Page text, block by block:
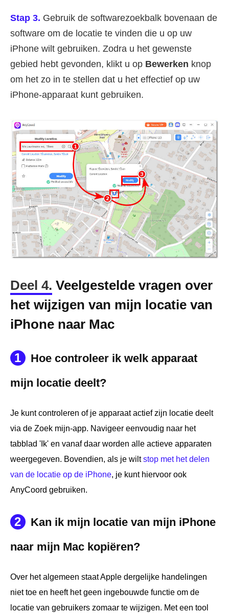
Stap 3. Gebruik de softwarezoekbalk bovenaan de
software om de locatie te vinden die u op uw
iPhone wilt gebruiken. Zodra u het gewenste
gebied hebt gevonden, klikt u op Bewerken knop
om het zo in te stellen dat u het effectief op uw
iPhone-apparaat kunt gebruiken.
Deel 4. Veelgestelde vragen over
het wijzigen van mijn locatie van
iPhone naar Mac
1
Hoe controleer ik welk apparaat
mijn locatie deelt?
Je kunt controleren of je apparaat actief zijn locatie deelt
via de Zoek mijn-app. Navigeer eenvoudig naar het
tabblad 'Ik' en vanaf daar worden alle actieve apparaten
weergegeven. Bovendien, als je wiltstop met het delen
van de locatie op de iPhone, je kunt hiervoor ook
AnyCoord gebruiken.
2
Kan ik mijn locatie van mijn iPhone
naar mijn Mac kopiëren?
Over het algemeen staat Apple dergelijke handelingen
niet toe en heeft het geen ingebouwde functie om de
locatie van gebruikers zomaar te wijzigen. Met een tool